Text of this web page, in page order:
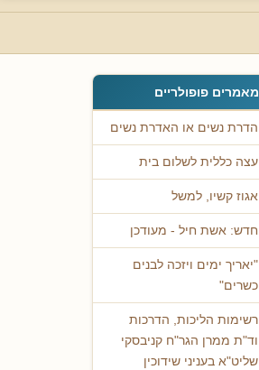
מאמרים פופולריים
הדרת נשים או האדרת נשים
עצה כללית לשלום בית
אגוז קשיו, למשל
חדש: אשת חיל - מעודכן
"יאריך ימים ויזכה לבנים
כשרים"
רשימות הליכות, הדרכות
וד"ת ממרן הגר"ח קניבסקי
שליט"א בעניני שידוכין